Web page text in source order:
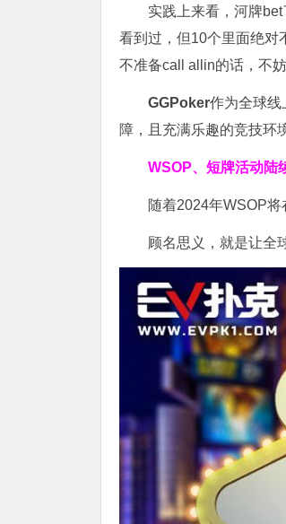
实践上来看，河牌
看到过，但10个里面绝对
不准备call allin的话，不
GGPoker作为全球线
障，且充满乐趣的竞技环
WSOP、短牌活动陆
随着2024年WSOP
顾名思义，就是让全